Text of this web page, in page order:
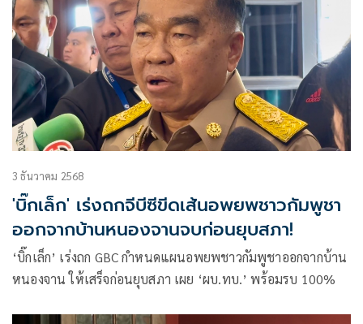
3 ธันวาคม 2568
'บิ๊กเล็ก' เร่งถกจีบีซีขีดเส้นอพยพชาวกัมพูชา
ออกจากบ้านหนองจานจบก่อนยุบสภา!
‘บิ๊กเล็ก’ เร่งถก GBC กำหนดแผนอพยพชาวกัมพูชาออกจากบ้าน
หนองจาน ให้เสร็จก่อนยุบสภา เผย ‘ผบ.ทบ.’ พร้อมรบ 100%